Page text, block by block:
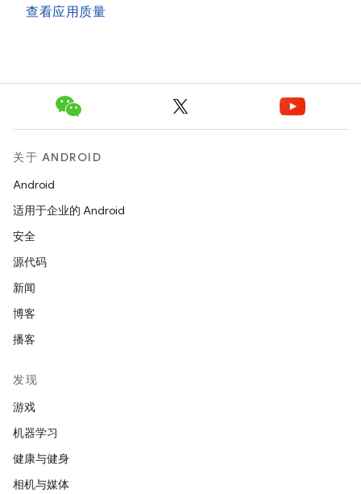
查看应用质量
关于 ANDROID
Android
适用于企业的 Android
安全
源代码
新闻
博客
播客
发现
游戏
机器学习
健康与健身
相机与媒体